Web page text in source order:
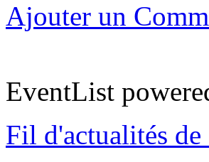
Ajouter un
EventList
Fil d'actualités de